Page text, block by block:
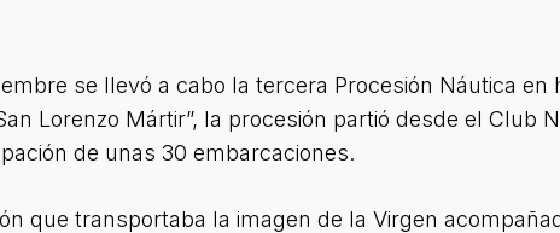
se llevó a cabo la tercera Procesión Náutica en
Lorenzo Mártir”, la procesión partió desde el Club
de unas 30 embarcaciones.
que transportaba la imagen de la Virgen